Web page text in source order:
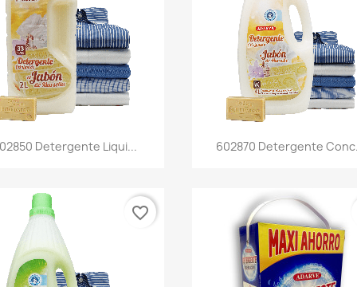
Vista rápida
Detergente Liqui... Vista rápida
602870 Detergente
favorite_border